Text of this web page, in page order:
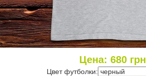
Цена: 680грн
Цвет футболки: